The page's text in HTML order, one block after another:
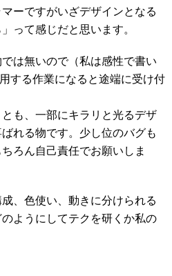
ーですがいざデザインとなる
って感じだと思います。
は無いので（私は感性で書い
する作業になると途端に受け付
も、一部にキラリと光るデザ
れる物です。少し位のバグも
ろん自己責任でお願いしま
、色使い、動きに分けられる
ようにしてテクを研くか私の